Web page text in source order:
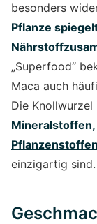
besonders
Pflanze
„Superfood“
Maca auch
Die Knollwurzel
Mineralstoffen,
Pflanzenstoffen
einzigartig sind.